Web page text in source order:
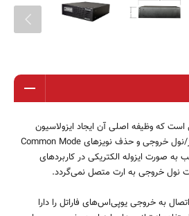
است که وظیفه اصلی آن ایجاد ایزولاسیون
نول خروجی و حذف نویزهای Common Mode
صورت ایزوله الکتریکی در کاربردهای
نول خروجی به ارت متصل نمی‌گردد.
به خروجی یوپی‌اس‌های فاراتل را دارا